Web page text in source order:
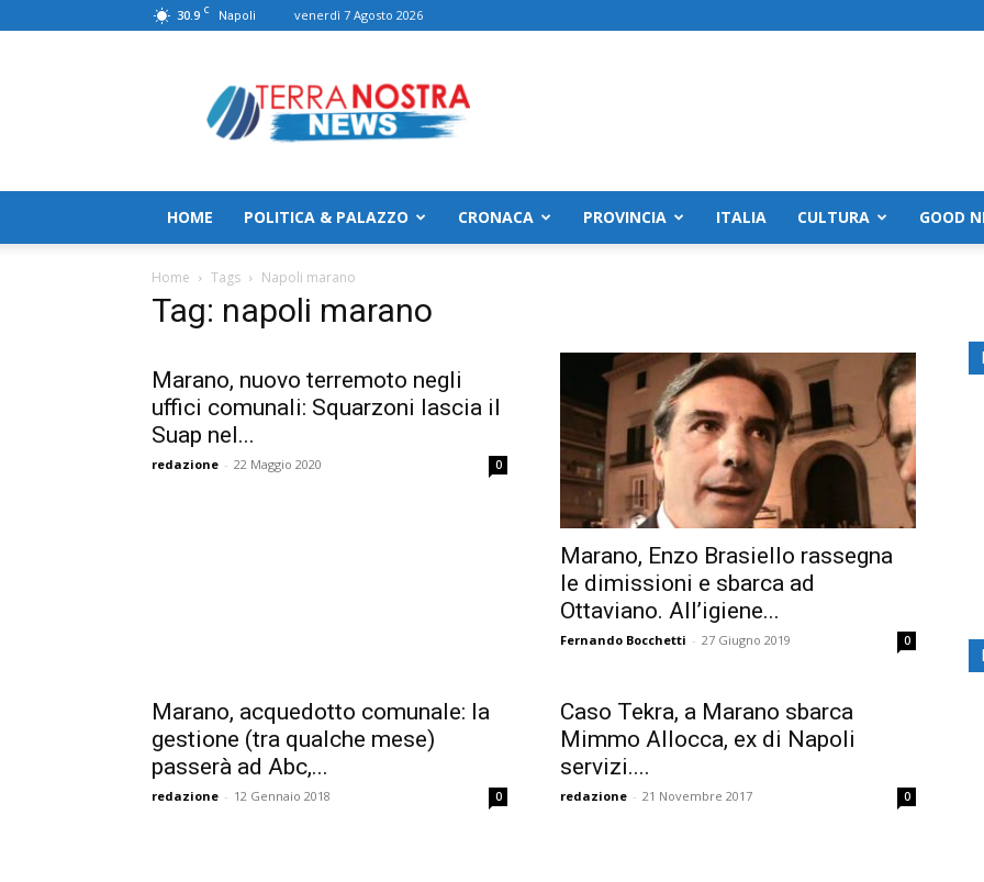
30.9 C Napoli venerdì 7 Agosto 2026
HOME POLITICA & PALAZZO CRONACA PROVINCIA ITALIA CULTURA GOOD
Home Tags Napoli marano
Tag: napoli marano
Marano, nuovo terremoto negli
uffici comunali: Squarzoni lascia il
Suap nel...
redazione - 22 Maggio 2020 0
Marano, Enzo Brasiello rassegna
le dimissioni e sbarca ad
Ottaviano. All’igiene...
Fernando Bocchetti - 27 Giugno 2019 0
Marano, acquedotto comunale: la
gestione (tra qualche mese)
passerà ad Abc,...
redazione - 12 Gennaio 2018 0
Caso Tekra, a Marano sbarca
Mimmo Allocca, ex di Napoli
servizi....
redazione - 21 Novembre 2017 0